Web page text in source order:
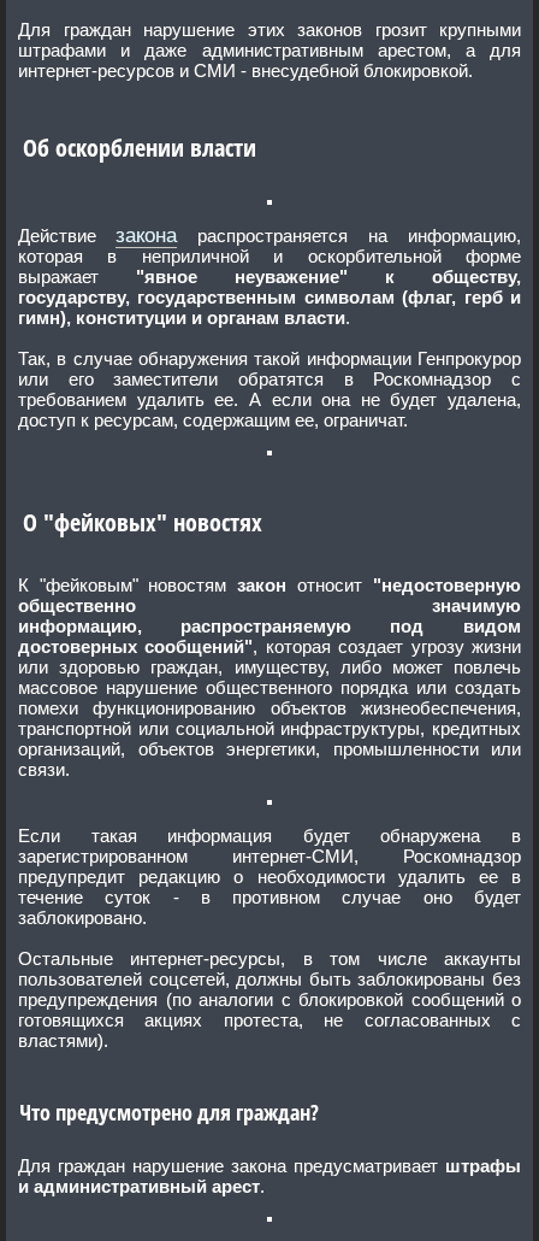
Для граждан нарушение этих законов грозит крупными
штрафами и даже административным арестом, а для
интернет-ресурсов и СМИ - внесудебной блокировкой.
Об оскорблении власти
Действие закона распространяется на информацию,
которая в неприличной и оскорбительной форме
выражает "явное неуважение"
к обществу,
государству, государственным символам (флаг, герб и
гимн), конституции и органам власти.
Так, в случае обнаружения такой информации Генпрокурор
или его заместители обратятся в Роскомнадзор с
требованием удалить ее. А если она не будет удалена,
доступ к ресурсам, содержащим ее, ограничат.
О "фейковых" новостях
К "фейковым" новостям закон относит "недостоверную
общественно значимую
информацию,
распространяемую
под видом
достоверных сообщений", которая создает угрозу жизни
или здоровью граждан, имуществу, либо может повлечь
массовое нарушение общественного порядка или создать
помехи функционированию объектов жизнеобеспечения,
транспортной или социальной инфраструктуры, кредитных
организаций, объектов энергетики, промышленности или
связи.
Если такая информация будет обнаружена в
зарегистрированном интернет-СМИ, Роскомнадзор
предупредит редакцию о необходимости удалить ее в
течение суток - в противном случае оно будет
заблокировано.
Остальные интернет-ресурсы, в том числе аккаунты
пользователей соцсетей, должны быть заблокированы без
предупреждения (по аналогии с блокировкой сообщений о
готовящихся акциях протеста, не согласованных с
властями).
Что предусмотрено для граждан?
Для граждан нарушение закона предусматривает штрафы
и административный арест.